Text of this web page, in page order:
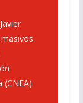
(CNEA)